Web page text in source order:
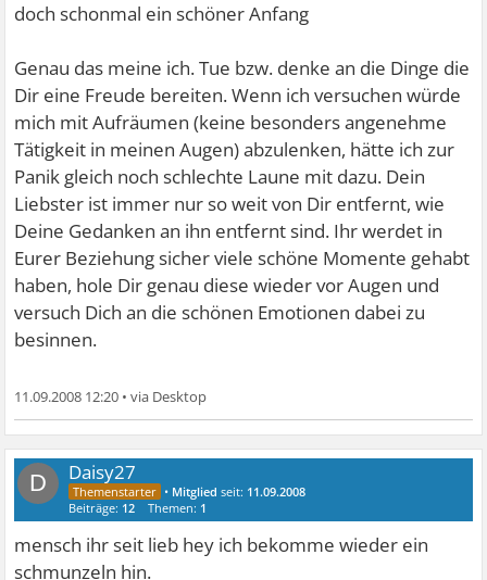
doch schonmal ein schöner Anfang
Genau das meine ich. Tue bzw. denke an die Dinge die
Dir eine Freude bereiten. Wenn ich versuchen würde
mich mit Aufräumen (keine besonders angenehme
Tätigkeit in meinen Augen) abzulenken, hätte ich zur
Panik gleich noch schlechte Laune mit dazu. Dein
Liebster ist immer nur so weit von Dir entfernt, wie
Deine Gedanken an ihn entfernt sind. Ihr werdet in
Eurer Beziehung sicher viele schöne Momente gehabt
haben, hole Dir genau diese wieder vor Augen und
versuch Dich an die schönen Emotionen dabei zu
besinnen.
11.09.2008 12:20 •
D Daisy27
• Mitglied seit: 11.09.2008
Beiträge: 12 Themen: 1
mensch ihr seit lieb hey ich bekomme wieder ein
schmunzeln hin.